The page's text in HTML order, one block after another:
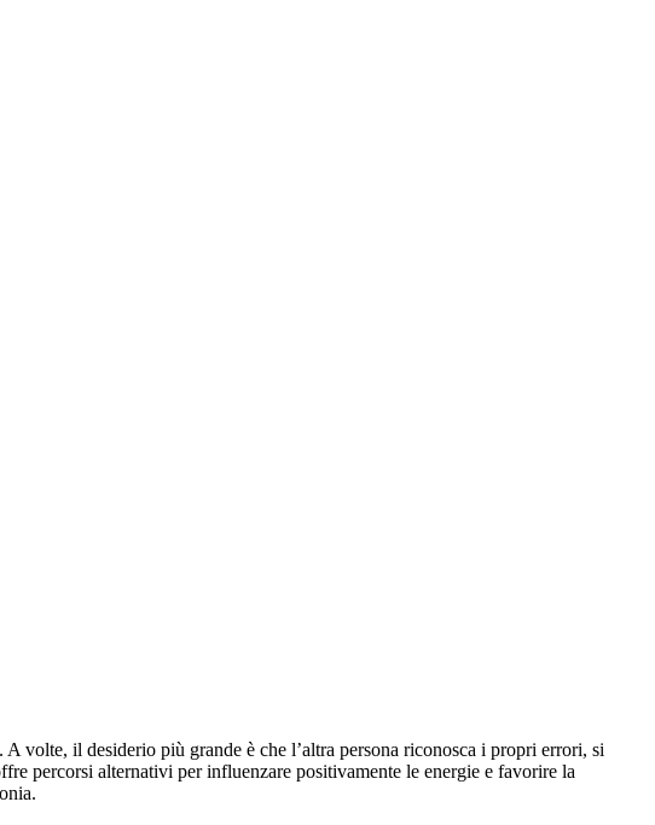
volte, il desiderio più grande è che l’altra persona riconosca i propri errori, si
percorsi alternativi per influenzare positivamente le energie e favorire la